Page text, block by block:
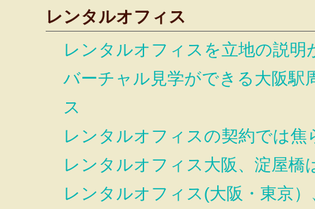
レンタルオフィス
レンタルオフィスを立地の説明
バーチャル見学ができる大阪駅
ス
レンタルオフィスの契約では焦
レンタルオフィス大阪、淀屋橋
レンタルオフィス(大阪・東京